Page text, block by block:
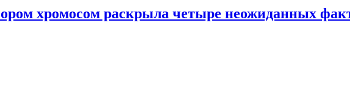
хромосом раскрыла четыре неожиданных